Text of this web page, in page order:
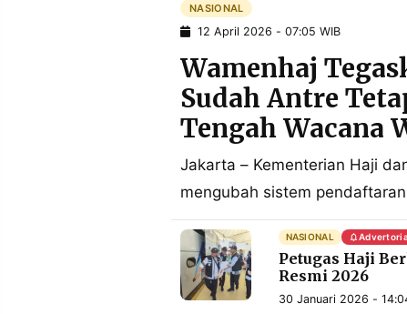
NASIONAL
12 April 2026 - 07:05 WIB
Wamenhaj
Sudah Antre
Tengah Wacana
Jakarta – Kementerian Haji
mengubah sistem
NASIONAL
Petugas Haji
Resmi 2026
30 Januari 2026 -